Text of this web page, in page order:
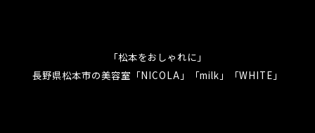
「松本をおしゃれに」
長野県松本市の美容室「NICOLA」「milk」「WHITE」